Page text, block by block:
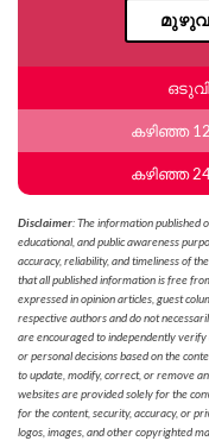
കഴിഞ്ഞ
കഴിഞ്ഞ
Disclaimer: The information published
educational, and public awareness
accuracy, reliability, and timeliness of
that all published information is free
expressed in opinion articles, guest
respective authors and do not
are encouraged to independently
or personal decisions based on the
to update, modify, correct, or remove
websites are provided solely for the
for the content, security, accuracy, or
logos, images, and other copyrighted